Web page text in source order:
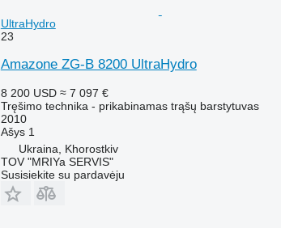
UltraHydro
23
Amazone ZG-B 8200 UltraHydro
8 200 USD ≈ 7 097 €
Tręšimo technika - prikabinamas trąšų barstytuvas
2010
Ašys 1
Ukraina, Khorostkiv
TOV "MRIYa SERVIS"
Susisiekite su pardavėju